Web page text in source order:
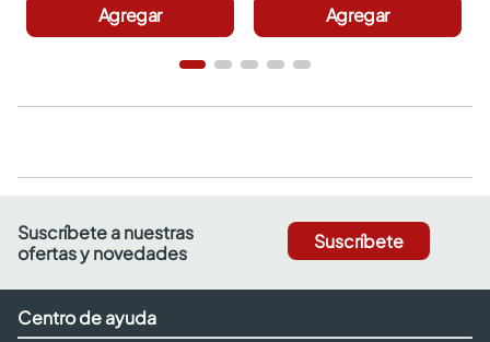
Agregar Agregar
Suscríbete a nuestras
ofertas y novedades
Suscríbete
Centro de ayuda